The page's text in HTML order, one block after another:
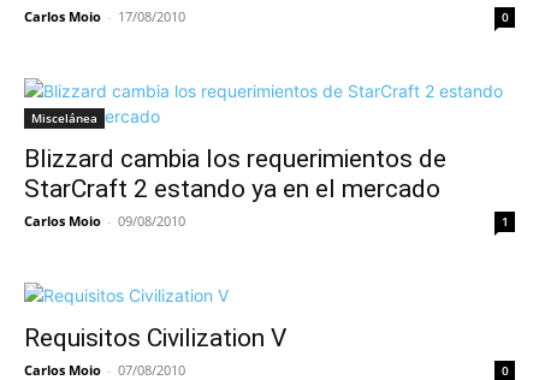
Carlos Moio - 17/08/2010 0
Miscelánea
Blizzard cambia los requerimientos de
StarCraft 2 estando ya en el mercado
Carlos Moio - 09/08/2010 1
Requisitos Civilization V
Carlos Moio - 07/08/2010 0